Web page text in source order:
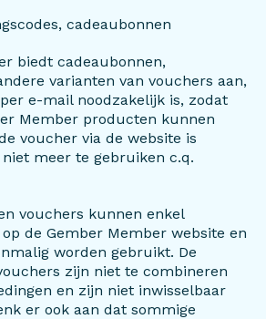
cadeaubonnen
biedt cadeaubonnen,
varianten van vouchers aan,
e-mail noodzakelijk is, zodat
Member producten kunnen
voucher via de website is
meer te gebruiken c.q.
vouchers kunnen enkel
de Gember Member website en
worden gebruikt. De
zijn niet te combineren
en zijn niet inwisselbaar
er ook aan dat sommige